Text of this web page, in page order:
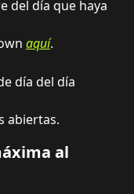
del día que haya
aquí.
día del día
abiertas.
al